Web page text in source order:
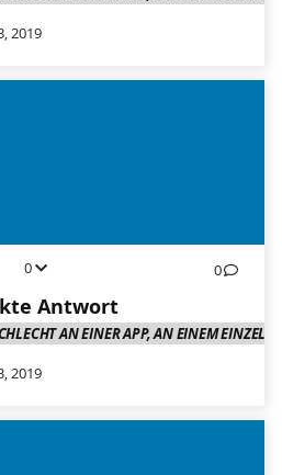
2019
0 0
Antwort
AN EINER APP, AN EINEM
2019